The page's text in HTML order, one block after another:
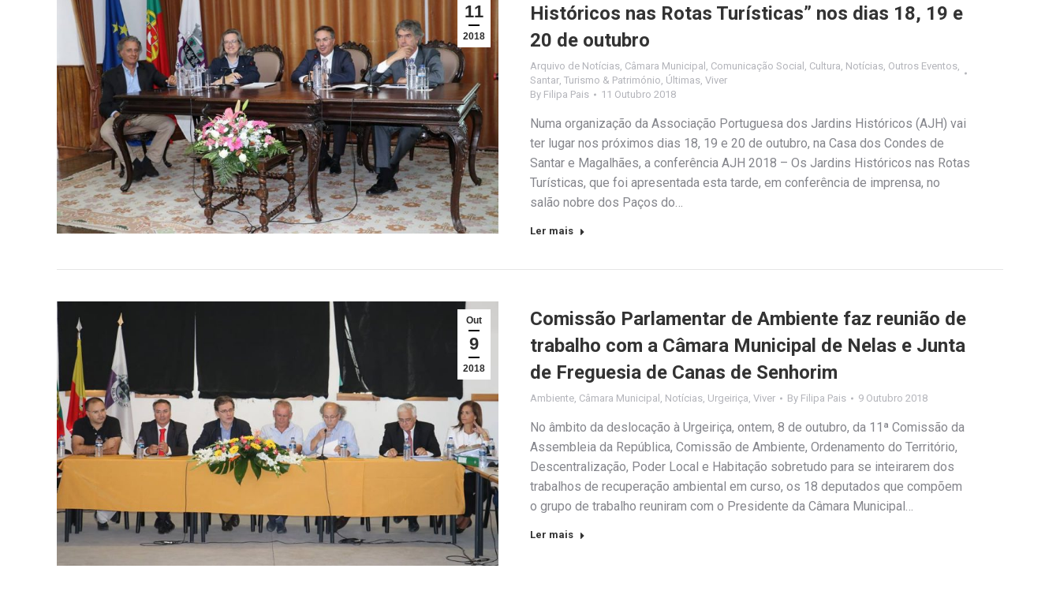
11
2018
Históricos nas Rotas Turísticas” nos dias 18, 19 e
20 de outubro
Arquivo de Notícias Câmara Municipal Comunicação Social Cultura Notícias Outros Eventos
Santar Turismo & Património Últimas Viver
By Filipa Pais 11 Outubro 2018
Numa organização da Associação Portuguesa dos Jardins Históricos (AJH) vai
ter lugar nos próximos dias 18, 19 e 20 de outubro, na Casa dos Condes de
Santar e Magalhães, a conferência AJH 2018 – Os Jardins Históricos nas Rotas
Turísticas, que foi apresentada esta tarde, em conferência de imprensa, no
salão nobre dos Paços do…
Ler mais
Out
9
2018
Comissão Parlamentar de Ambiente faz reunião de
trabalho com a Câmara Municipal de Nelas e Junta
de Freguesia de Canas de Senhorim
Ambiente Câmara Municipal Notícias Urgeiriça Viver By Filipa Pais 9 Outubro 2018
No âmbito da deslocação à Urgeiriça, ontem, 8 de outubro, da 11ª Comissão da
Assembleia da República, Comissão de Ambiente, Ordenamento do Território,
Descentralização, Poder Local e Habitação sobretudo para se inteirarem dos
trabalhos de recuperação ambiental em curso, os 18 deputados que compõem
o grupo de trabalho reuniram com o Presidente da Câmara Municipal…
Ler mais